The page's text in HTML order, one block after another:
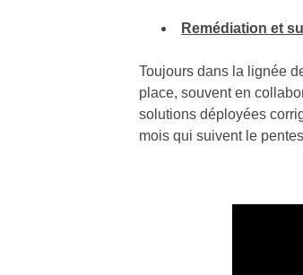
Remédiation et
Toujours dans la lignée
place, souvent en
solutions déployées
mois qui suivent le